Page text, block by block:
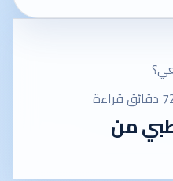
7 دقائق قراءة
من